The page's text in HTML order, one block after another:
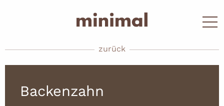
zurück
Backenzahn